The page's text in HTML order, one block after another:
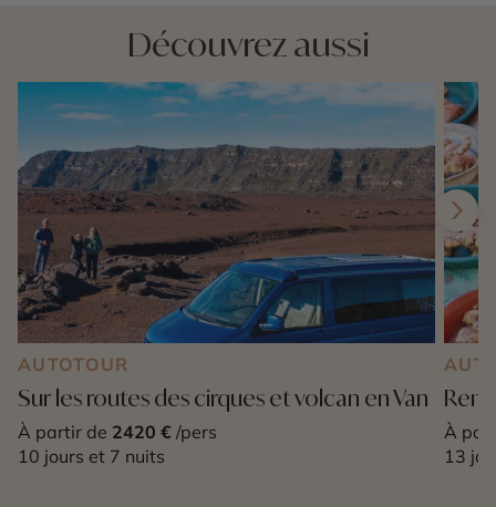
Découvrez aussi
AUTOTOUR
Sur les routes des cirques et volcan en Van
À partir de 2420 € /pers
10 jours et 7 nuits
À
13